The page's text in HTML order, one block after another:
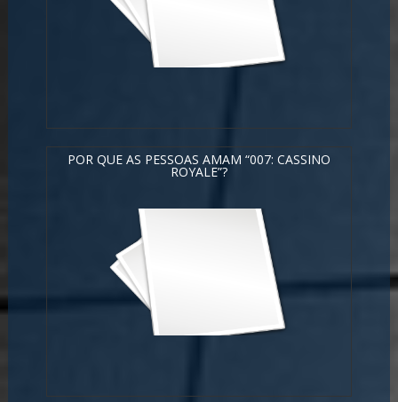
POR QUE AS PESSOAS AMAM “007: CASSINO
ROYALE”?